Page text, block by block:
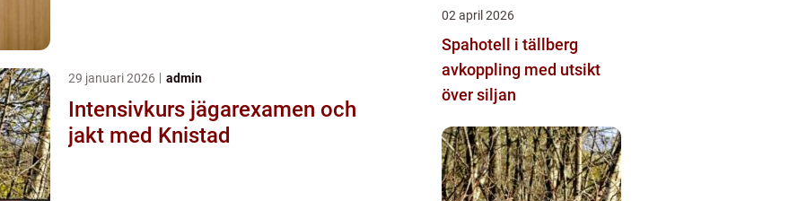
29 januari 2026 admin
Intensivkurs jägarexamen och
jakt med Knistad
02 april 2026
Spahotell i tällberg
avkoppling med utsikt
över siljan